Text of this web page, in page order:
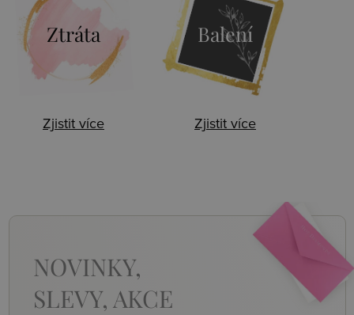
Ztráta
Zjistit více
Balení
Zjistit více
NOVINKY,
SLEVY, AKCE